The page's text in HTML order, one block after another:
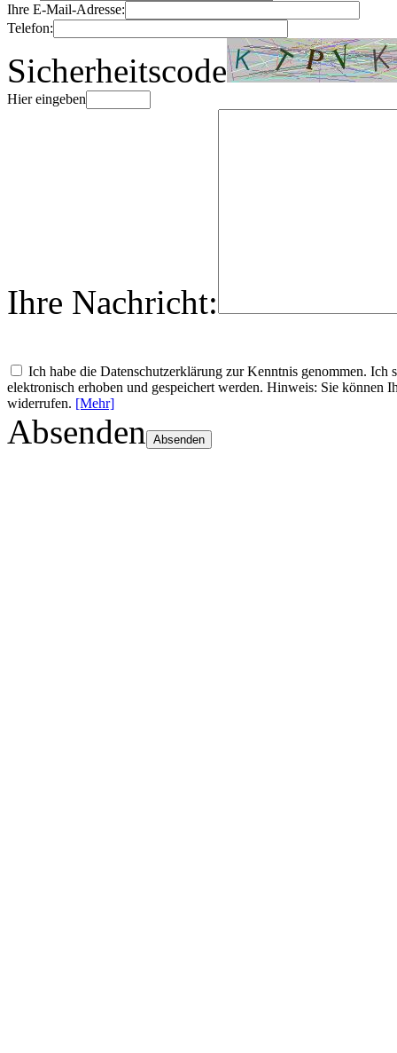
Ihre E-Mail-Adresse:
Telefon:
Sicherheitscode
Hier eingeben
Ihre Nachricht:
Ich habe die Datenschutzerklärung zur Kenntnis genommen.
elektronisch erhoben und gespeichert werden. Hinweis: Sie
widerrufen. [Mehr]
Absenden Absenden